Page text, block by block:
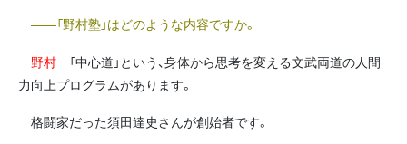
――「野村塾」はどのような内容ですか。
野村 「中心道」という、身体から思考を変える文武両道の人間
力向上プログラムがあります。
格闘家だった須田達史さんが創始者です。